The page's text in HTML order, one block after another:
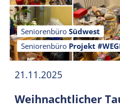
Seniorenbüro Südwest
Seniorenbüro Projekt
21.11.2025
Weihnachtlicher